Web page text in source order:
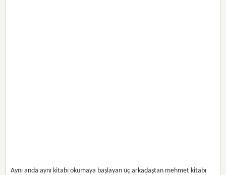
Aynı anda aynı kitabı okumaya başlayan üç arkadaştan mehmet kitabı